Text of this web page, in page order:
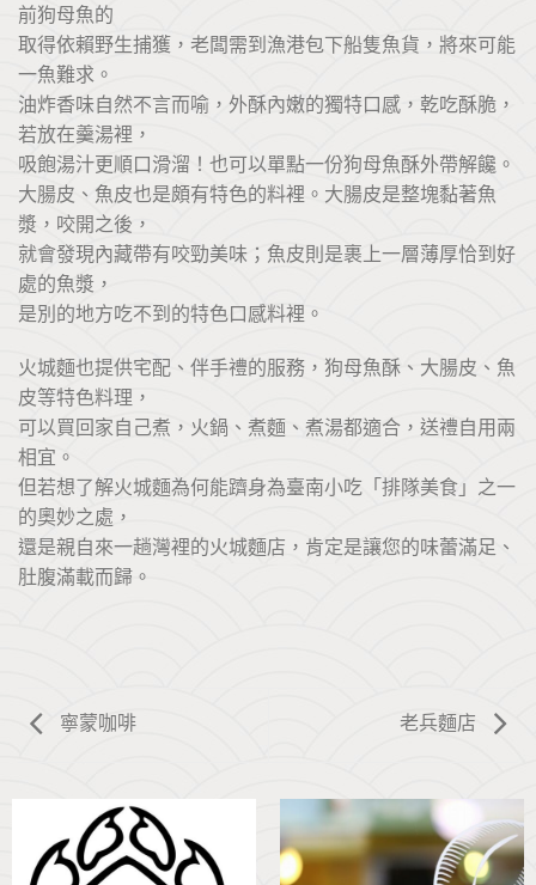
前狗母魚的
取得依賴野生捕獲，老闆需到漁港包下船隻魚貨，將來可能
一魚難求。
油炸香味自然不言而喻，外酥內嫩的獨特口感，乾吃酥脆，
若放在羹湯裡，
吸飽湯汁更順口滑溜！也可以單點一份狗母魚酥外帶解饞。
大腸皮、魚皮也是頗有特色的料裡。大腸皮是整塊黏著魚
漿，咬開之後，
就會發現內藏帶有咬勁美味；魚皮則是裹上一層薄厚恰到好
處的魚漿，
是別的地方吃不到的特色口感料裡。
火城麵也提供宅配、伴手禮的服務，狗母魚酥、大腸皮、魚
皮等特色料理，
可以買回家自己煮，火鍋、煮麵、煮湯都適合，送禮自用兩
相宜。
但若想了解火城麵為何能躋身為臺南小吃「排隊美食」之一
的奧妙之處，
還是親自來一趟灣裡的火城麵店，肯定是讓您的味蕾滿足、
肚腹滿載而歸。
寧蒙咖啡 老兵麵店